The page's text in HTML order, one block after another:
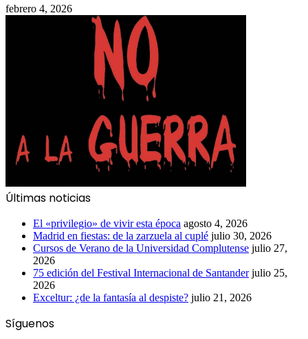
febrero 4, 2026
Últimas noticias
El «privilegio» de vivir esta época agosto 4, 2026
Madrid en fiestas: de la zarzuela al cuplé julio 30, 2026
Cursos de Verano de la Universidad Complutense julio 27,
2026
75 edición del Festival Internacional de Santander julio 25,
2026
Exceltur: ¿de la fantasía al despiste? julio 21, 2026
Síguenos